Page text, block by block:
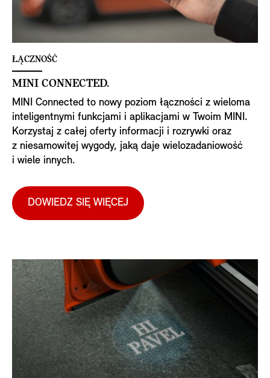
‎ŁĄCZNOŚĆ
MINI CONNECTED.
MINI Connected to nowy poziom łączności z wieloma
inteligentnymi funkcjami i aplikacjami w Twoim MINI.
Korzystaj z całej oferty informacji i rozrywki oraz
z niesamowitej wygody, jaką daje wielozadaniowość
i wiele innych.
DOWIEDZ SIĘ WIĘCEJ